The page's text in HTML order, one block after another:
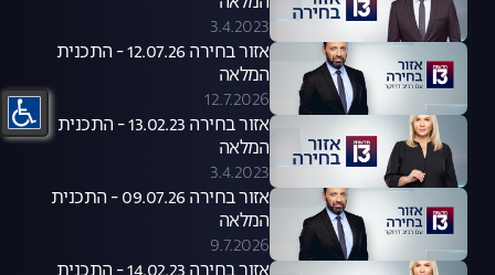
3.4.2023
אזור בחירה 12.07.26 - התכנית
המלאה
12.7.2026
אזור בחירה 13.02.23 - התכנית
המלאה
3.4.2023
אזור בחירה 09.07.26 - התכנית
המלאה
9.7.2026